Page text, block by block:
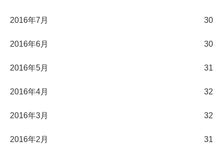
2016年7月 30
2016年6月 30
2016年5月 31
2016年4月 32
2016年3月 32
2016年2月 31